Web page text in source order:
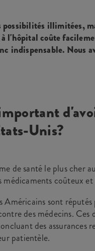
illimitées,
à l'hôpital coûte
indispensable. Nous
Unis?
de santé le plus cher
médicaments coûteux
Américains sont
des médecins.
des assurances
patientèle.